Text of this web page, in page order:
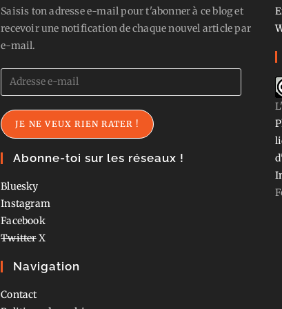
Saisis ton adresse e-mail pour t'abonner à ce blog et
recevoir une notification de chaque nouvel article par
e-mail.
Adresse
e-
mail
JE NE VEUX RIEN RATER !
Abonne-toi sur les réseaux !
Bluesky
Instagram
Facebook
TwitterX
Navigation
Contact